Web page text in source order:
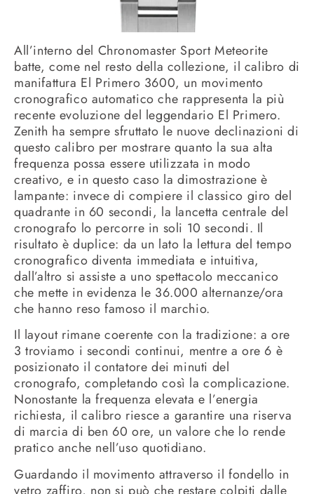
All’interno del Chronomaster Sport Meteorite
batte, come nel resto della collezione, il calibro di
manifattura El Primero 3600, un movimento
cronografico automatico che rappresenta la più
recente evoluzione del leggendario El Primero.
Zenith ha sempre sfruttato le nuove declinazioni di
questo calibro per mostrare quanto la sua alta
frequenza possa essere utilizzata in modo
creativo, e in questo caso la dimostrazione è
lampante: invece di compiere il classico giro del
quadrante in 60 secondi, la lancetta centrale del
cronografo lo percorre in soli 10 secondi. Il
risultato è duplice: da un lato la lettura del tempo
cronografico diventa immediata e intuitiva,
dall’altro si assiste a uno spettacolo meccanico
che mette in evidenza le 36.000 alternanze/ora
che hanno reso famoso il marchio.
Il layout rimane coerente con la tradizione: a ore
3 troviamo i secondi continui, mentre a ore 6 è
posizionato il contatore dei minuti del
cronografo, completando così la complicazione.
Nonostante la frequenza elevata e l’energia
richiesta, il calibro riesce a garantire una riserva
di marcia di ben 60 ore, un valore che lo rende
pratico anche nell’uso quotidiano.
Guardando il movimento attraverso il fondello in
vetro zaffiro, non si può che restare colpiti dalle